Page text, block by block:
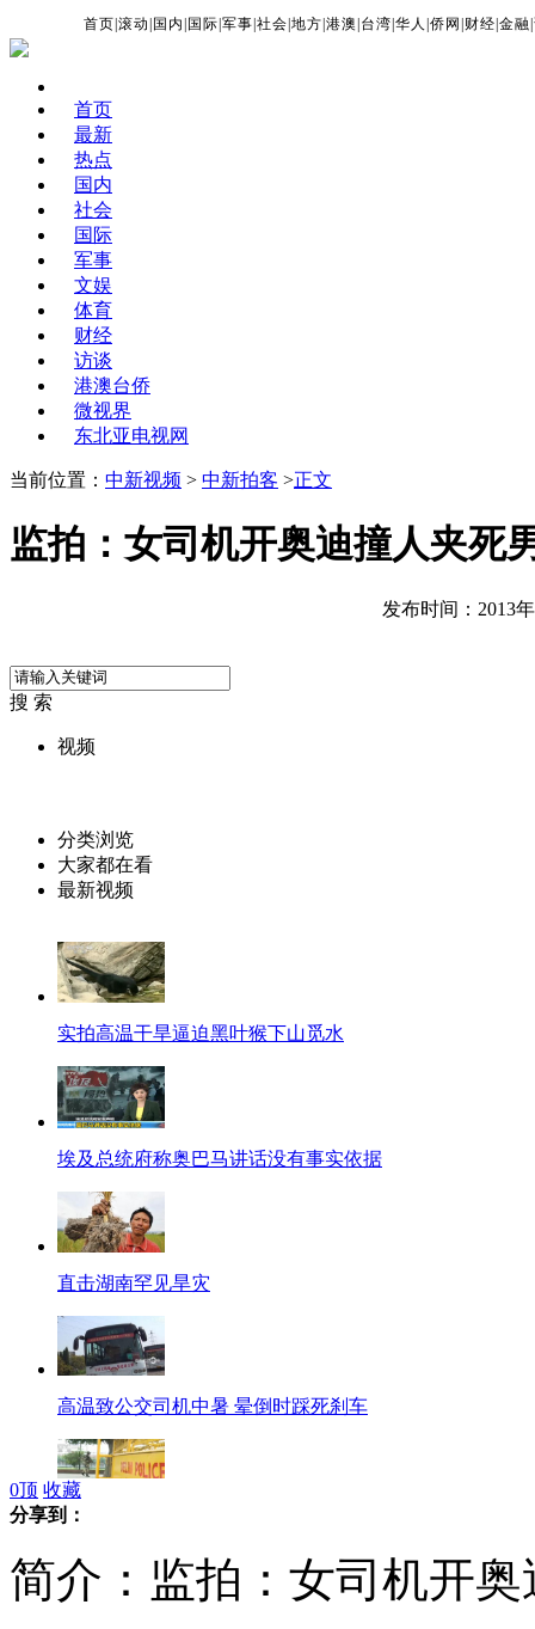
首页 |滚动 国内 国际 |军事 |社会 |地方 |港澳 台湾 |华人 |侨网 财经 |金融 |
首页
最新
热点
国内
社会
国际
军事
文娱
体育
财经
访谈
港澳台侨
微视界
东北亚电视网
当前位置： 中新视频 > 中新拍客 >正文
监拍：女司机开奥迪撞人夹死
发布时间：2013
搜 索
视频
分类浏览
大家都在看
最新视频
实拍高温干旱逼迫黑叶猴下山觅水
埃及总统府称奥巴马讲话没有事实依据
直击湖南罕见旱灾
高温致公交司机中暑 晕倒时踩死刹车
印度庆祝独立日 新德里高度戒备
0顶 收藏
分享到：
简介：监拍：女司机开